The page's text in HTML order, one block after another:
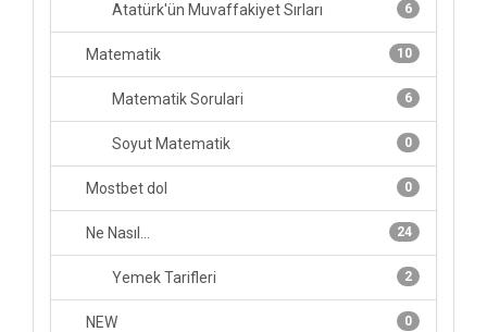
6
Atatürk'ün Muvaffakiyet Sırları
10
Matematik
6
Matematik Sorulari
0
Soyut Matematik
0
Mostbet dol
24
Ne Nasıl...
2
Yemek Tarifleri
0
NEW